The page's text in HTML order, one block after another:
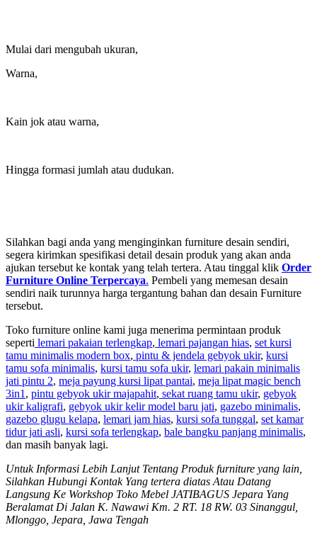
Mulai dari mengubah ukuran,
Warna,
Kain jok atau warna,
Hingga formasi jumlah atau dudukan.
Silahkan bagi anda yang menginginkan furniture desain sendiri,
segera kirimkan spesifikasi detail desain produk yang akan anda
ajukan tersebut ke kontak yang telah tertera. Atau tinggal klik Order
Furniture Online Terpercaya. Pembeli yang memesan desain
sendiri naik turunnya harga tergantung bahan dan desain Furniture
tersebut.
Toko furniture online kami juga menerima permintaan produk
seperti lemari pakaian terlengkap, lemari pajangan hias, set kursi
tamu minimalis modern box, pintu & jendela gebyok ukir, kursi
tamu sofa minimalis, kursi tamu sofa ukir, lemari pakain minimalis
jati pintu 2, meja payung kursi lipat pantai, meja lipat magic bench
3in1 , pintu gebyok ukir majapahit, sekat ruang tamu ukir, gebyok
ukir kaligrafi, gebyok ukir kelir model baru jati, gazebo minimalis,
gazebo glugu kelapa, lemari jam hias, kursi sofa tunggal, set kamar
tidur jati asli, kursi sofa terlengkap, bale bangku panjang minimalis,
dan masih banyak lagi.
Untuk Informasi Lebih Lanjut Tentang Produkfurniture yang lain,
Silahkan Hubungi Kontak Yang tertera diatas Atau Datang
Langsung Ke Workshop Toko Mebel JATIBAGUS Jepara Yang
Beralamat Di Jalan K. Nawawi Km. 2 RT. 18 RW. 03 Sinanggul,
Mlonggo, Jepara, Jawa Tengah